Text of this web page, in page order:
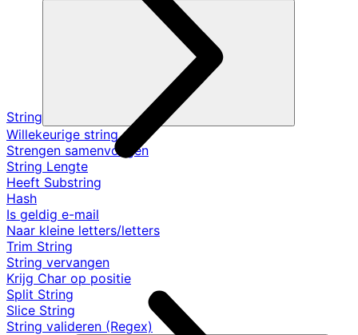
String
Willekeurige string
Strengen samenvoegen
String Lengte
Heeft Substring
Hash
Is geldig e-mail
Naar kleine letters/letters
Trim String
String vervangen
Krijg Char op positie
Split String
Slice String
String valideren (Regex)